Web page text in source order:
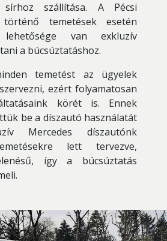
szállítása. A Pécsi
történő temetések esetén
lehetősége van exkluzív
a búcsúztatáshoz.
temetést az ügyelek
ezért folyamatosan
körét is. Ennek
be a díszautó használatát
Mercedes díszautónk
lett tervezve,
így a búcsúztatás